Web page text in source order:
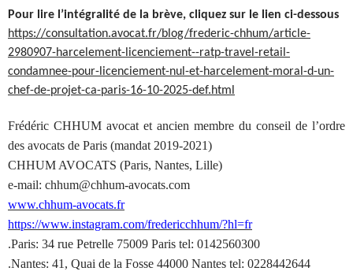
Pour lire l’intégralité de la brève, cliquez sur le lien ci-dessous
https://consultation.avocat.fr/blog/frederic-chhum/article-
2980907-harcelement-licenciement--ratp-travel-retail-
condamnee-pour-licenciement-nul-et-harcelement-moral-d-un-
chef-de-projet-ca-paris-16-10-2025-def.html
Frédéric CHHUM avocat et ancien membre du conseil de l’ordre
des avocats de Paris (mandat 2019-2021)
CHHUM AVOCATS (Paris, Nantes, Lille)
e-mail: chhum@chhum-avocats.com
www.chhum-avocats.fr
https://www.instagram.com/fredericchhum/?hl=fr
.Paris: 34 rue Petrelle 75009 Paris tel: 0142560300
.Nantes: 41, Quai de la Fosse 44000 Nantes tel: 0228442644